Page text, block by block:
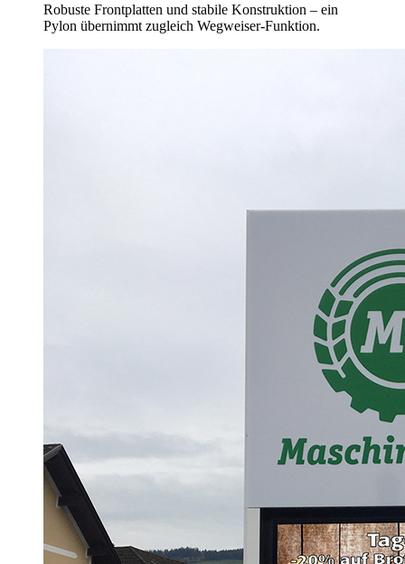
Robuste Frontplatten und stabile Konstruktion – ein
Pylon übernimmt zugleich Wegweiser-Funktion.